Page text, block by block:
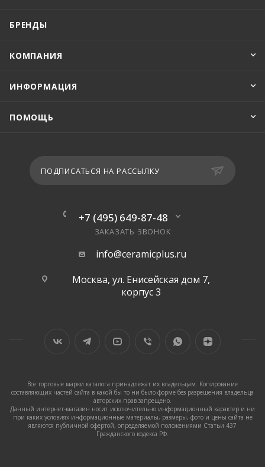
БРЕНДЫ
КОМПАНИЯ
ИНФОРМАЦИЯ
ПОМОЩЬ
ПОДПИСАТЬСЯ НА РАССЫЛКУ
+7 (495) 649-87-48
ЗАКАЗАТЬ ЗВОНОК
info@ceramicplus.ru
Москва, ул. Енисейская дом 7,
корпус 3
Все торговые марки каталога принадлежат их владельцам. Копирование
составляющих частей сайта в какой бы то ни было форме без разрешения владельца
авторских прав запрещено.
Данный интернет-магазин носит исключительно информационный характер и ни
при каких условиях информационные материалы, размеры, фото и цены сайта не
являются публичной офертой, определяемой положениями Статьи 437
Гражданского кодекса РФ.